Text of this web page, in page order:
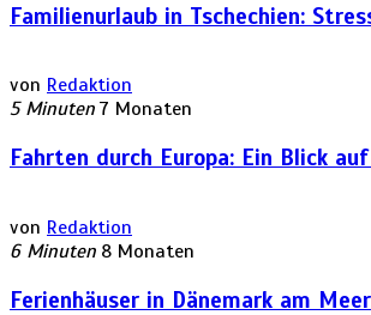
Familienurlaub in Tschechien:
von Redaktion
5 Minuten 7 Monaten
Fahrten durch Europa: Ein Blick
von Redaktion
6 Minuten 8 Monaten
Ferienhäuser in Dänemark am Meer